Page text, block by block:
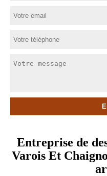
Entreprise de
Varois Et